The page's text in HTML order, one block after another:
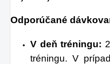
Odporúčané
V deň tréningu:
tréningu. V